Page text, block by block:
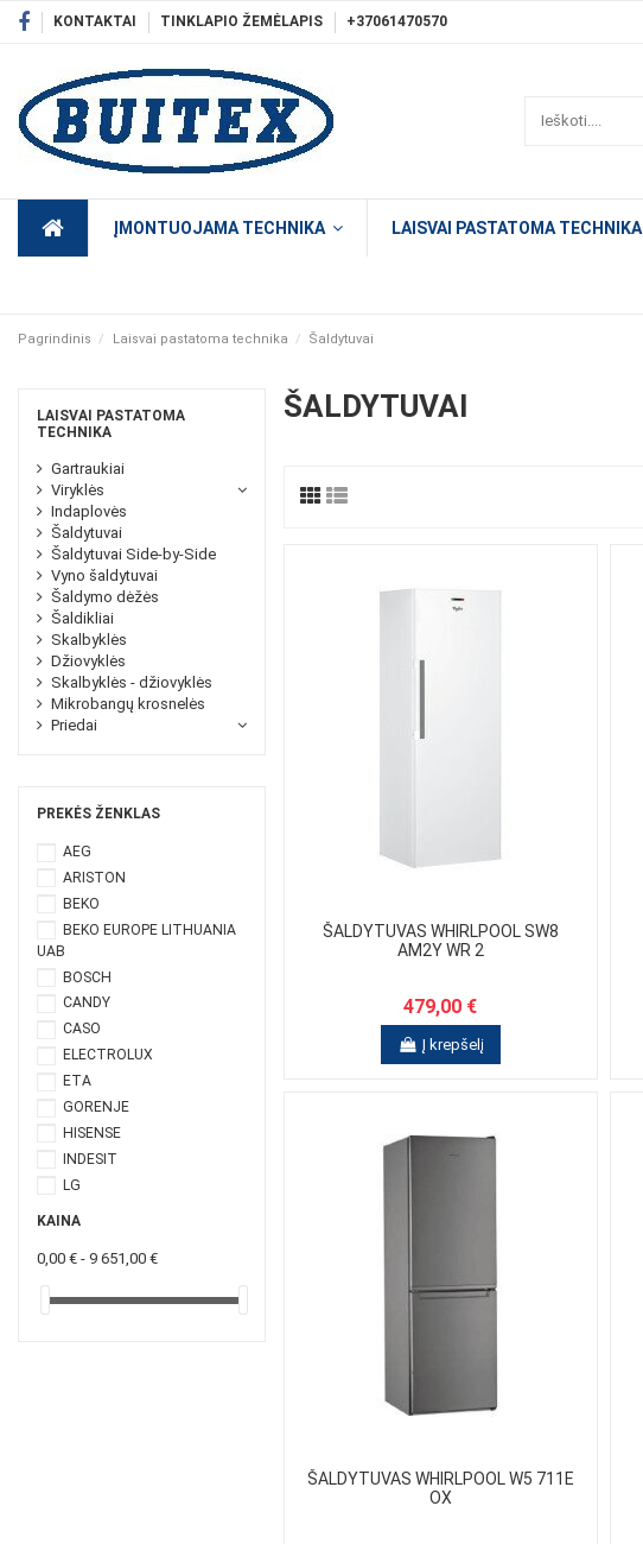
KONTAKTAI TINKLAPIO ŽEMĖLAPIS +37061470570
ĮMONTUOJAMA TECHNIKA LAISVAI PASTATOMA TECHNIKA
Pagrindinis Laisvai pastatoma technika Šaldytuvai
ŠALDYTUVAI
ŠALDYTUVAS WHIRLPOOL SW8
AM2Y WR 2
479,00 €
Į krepšelį
ŠALDYTUVAS WHIRLPOOL W5 711E
OX
LAISVAI PASTATOMA
TECHNIKA
Gartraukiai
Viryklės
Indaplovės
Šaldytuvai
Šaldytuvai Side-by-Side
Vyno šaldytuvai
Šaldymo dėžės
Šaldikliai
Skalbyklės
Džiovyklės
Skalbyklės - džiovyklės
Mikrobangų krosnelės
Priedai
PREKĖS ŽENKLAS
AEG
ARISTON
BEKO
BEKO EUROPE LITHUANIA
UAB
BOSCH
CANDY
CASO
ELECTROLUX
ETA
GORENJE
HISENSE
INDESIT
LG
MIDEA
KAINA
0,00 € - 9 651,00 €